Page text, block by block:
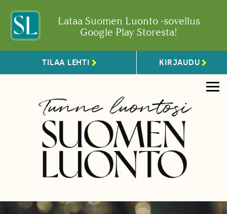
Lataa Suomen Luonto -sovellus
Google Play Storesta!
TILAA LEHTI KIRJAUDU